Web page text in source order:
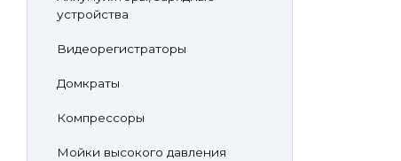
устройства
Видеорегистраторы
Домкраты
Компрессоры
Мойки высокого давления